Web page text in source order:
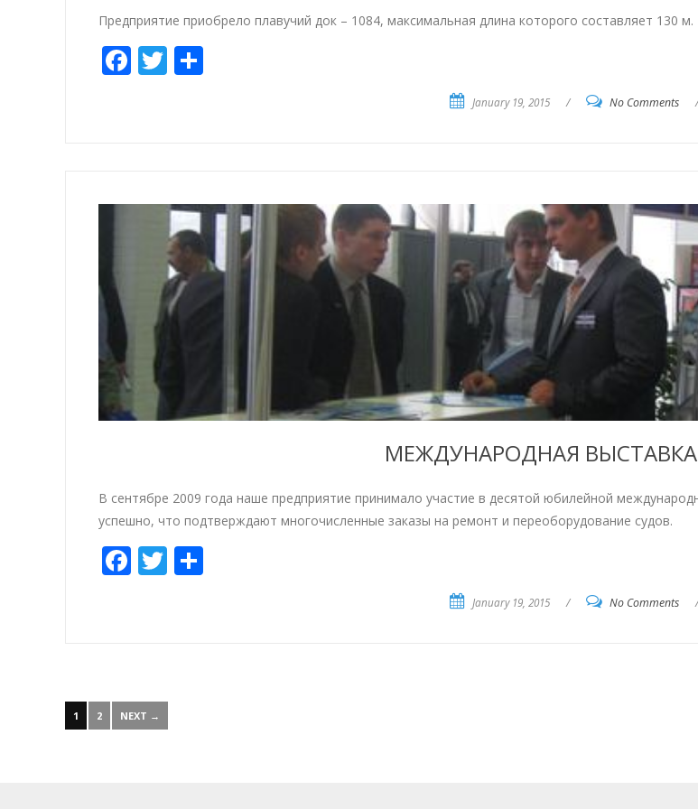
Предприятие приобрело плавучий док – 1084, максимальная длина которого составляет 130 м.
Facebook
Twitter
Share
January 19, 2015 / No Comments
МЕЖДУНАРОДНАЯ ВЫСТАВКА
В сентябре 2009 года наше предприятие принимало участие в десятой юбилейной
успешно, что подтверждают многочисленные заказы на ремонт и переоборудование судов.
Facebook
Twitter
Share
January 19, 2015 / No Comments
1 2 NEXT →